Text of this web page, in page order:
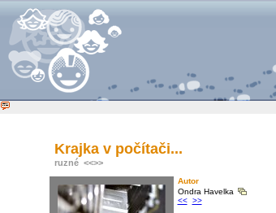
Krajka v počítači...
ruzné <<>>
Autor
Ondra Havelka
<< >>